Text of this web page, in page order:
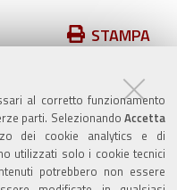
al corretto funzionamento
parti. Selezionando Accetta
dei cookie analytics e di
utilizzati solo i cookie tecnici
potrebbero non essere
STAMPA